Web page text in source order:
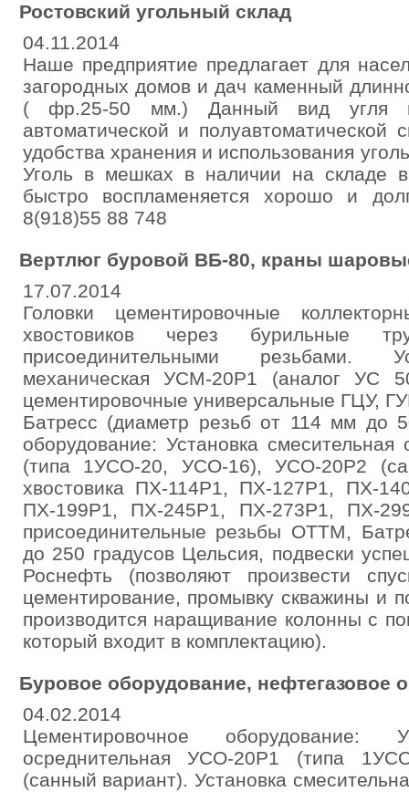
Ростовский угольный склад
04.11.2014
Наше предприятие предлагает для
загородных домов и дач каменный
( фр.25-50 мм.) Данный вид угля
автоматической и полуавтоматической
удобства хранения и использования
Уголь в мешках в наличии на складе
быстро воспламеняется хорошо и
8(918)55 88 748
Вертлюг буровой ВБ-80, краны
17.07.2014
Головки цементировочные
хвостовиков через
присоединительными резьбами.
механическая УСМ-20Р1 (аналог УС
цементировочные универсальные ГЦУ,
Батресс (диаметр резьб от 114 мм до
оборудование: Установка
(типа 1УСО-20, УСО-16), УСО-20Р2
хвостовика ПХ-114Р1, ПХ-127Р1, ПХ-
ПХ-199Р1, ПХ-245Р1, ПХ-273Р1, ПХ-
присоединительные резьбы ОТТМ,
до 250 градусов Цельсия, подвески
Роснефть (позволяют произвести
цементирование, промывку скважины и
производится наращивание колонны с
который входит в комплектацию).
Буровое оборудование, нефтегазовое
04.02.2014
Цементировочное оборудование:
осреднительная УСО-20Р1 (типа
(санный вариант). Установка